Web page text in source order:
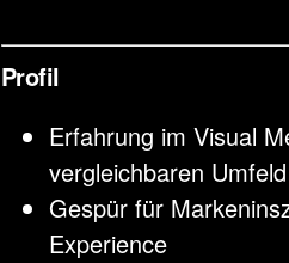
Profil
Erfahrung im Visual
vergleichbaren Umfeld
Gespür für
Experience